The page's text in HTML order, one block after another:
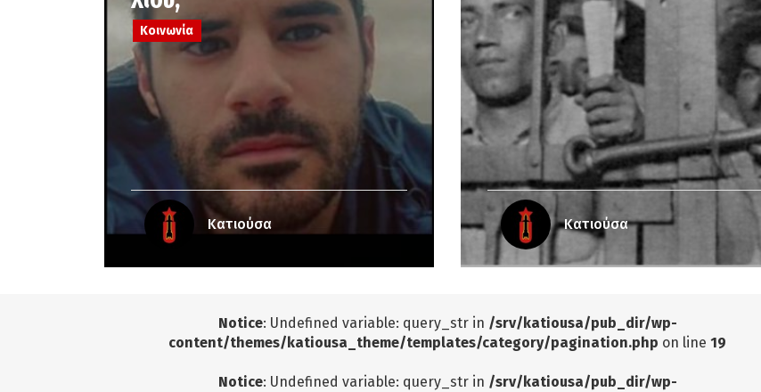
Κοινωνία
Κατιούσα Κατιούσα
Notice: Undefined variable: query_str in /srv/katiousa/pub_dir/wp-
content/themes/katiousa_theme/templates/category/pagination.php on line 19
Notice: Undefined variable: query_str in /srv/katiousa/pub_dir/wp-